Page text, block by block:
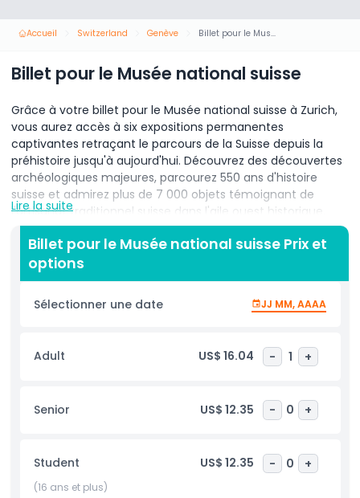
Accueil Switzerland Genève Billet pour le Musée national suisse
Billet pour le Musée national suisse
Grâce à votre billet pour le Musée national suisse à Zurich,
vous aurez accès à six expositions permanentes
captivantes retraçant le parcours de la Suisse depuis la
préhistoire jusqu'à aujourd'hui. Découvrez des découvertes
archéologiques majeures, parcourez 550 ans d'histoire
suisse et admirez plus de 7 000 objets témoignant de
l'artisanat traditionnel suisse dans l'aile ouest historique.
L'exposition Tapis volant offre une expérience ludique et
éducative pour les enfants à partir de 5 ans, explorant des
thèmes passionnants tels que l'Orient, la navigation et les
chemins de fer. Idées Suisse examine les idéaux
fondamentaux de la nation, tandis que Simplement Zurich
révèle la riche histoire de la ville et du canton. En plus de
régulièrement des expositions temporaires qui offrent de
nouvelles perspectives sur l'art, la culture et la société
ainsi que des kits de découverte et des livrets-jeux pour les
plus jeunes, le musée offre une expérience ludique et
Points forts
Lire la suite
Billet pour le Musée national suisse Prix et
options
Sélectionner une date JJ MM, AAAA
Adult US$ 16.04 - 1 +
Senior US$ 12.35 - 0 +
Student US$ 12.35 - 0 +
(16 ans et plus)